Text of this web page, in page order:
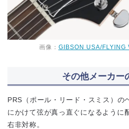
画像： GIBSON USA/
その他メーカー
PRS（ポール・リード・スミス）の
にかけて弦が真っ直ぐになるように
右非対称。